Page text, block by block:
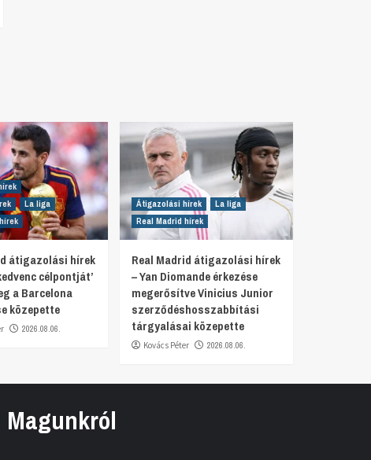
La liga
átigazolási hírek
célpontját’
a Barcelona
közepette
2026.08.06.
Átigazolási hírek
La liga
Real Madrid hírek
Real Madrid átigazolási hírek
– Yan Diomande érkezése
megerősítve Vinicius Junior
szerződéshosszabbítási
tárgyalásai közepette
Kovács Péter 2026.08.06.
Magunkról